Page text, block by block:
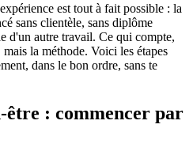
est tout à fait possible : la
sans clientèle, sans diplôme
d'un autre travail. Ce qui compte,
la méthode. Voici les étapes
dans le bon ordre, sans te
être : commencer par